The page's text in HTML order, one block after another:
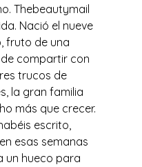
Thebeautymail
Nació el nueve
fruto de una
compartir con
trucos de
la gran familia
más que crecer.
escrito,
esas semanas
un hueco para